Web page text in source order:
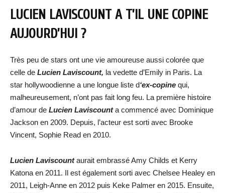
LUCIEN LAVISCOUNTA T’IL UNE COPINE
AUJOURD’HUI ?
Très peu de stars ont une vie amoureuse aussi colorée que
celle de Lucien Laviscount, la vedette d’Emily in Paris. La
star hollywoodienne a une longue liste d‘ex-copine qui,
malheureusement, n’ont pas fait long feu. La première histoire
d’amour de Lucien Laviscounta commencé avec Dominique
Jackson en 2009. Depuis, l’acteur est sorti avec Brooke
Vincent, Sophie Read en 2010.
Lucien Laviscountaurait embrassé Amy Childs et Kerry
Katona en 2011. Il est également sorti avec Chelsee Healey en
2011, Leigh-Anne en 2012 puis Keke Palmer en 2015. Ensuite,